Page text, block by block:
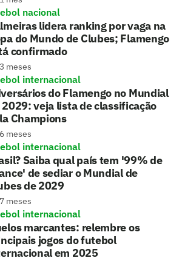
nacional
lidera ranking por vaga na
do Mundo de Clubes; Flamengo
confirmado
meses
internacional
do Flamengo no Mundial
veja lista de classificação
Champions
meses
internacional
Saiba qual país tem '99% de
de sediar o Mundial de
de 2029
meses
internacional
marcantes: relembre os
jogos do futebol
em 2025